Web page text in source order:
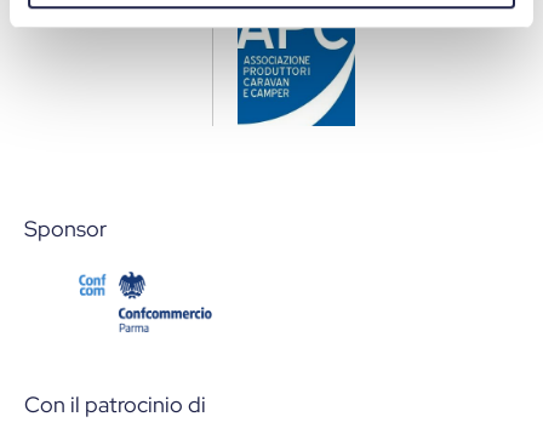
Sponsor
Con il patrocinio di